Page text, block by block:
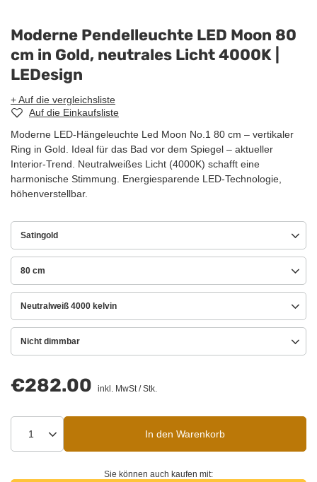
Moderne Pendelleuchte LED Moon 80
cm in Gold, neutrales Licht 4000K |
LEDesign
+ Auf die vergleichsliste
Auf die Einkaufsliste
Moderne LED-Hängeleuchte Led Moon No.1 80 cm – vertikaler
Ring in Gold. Ideal für das Bad vor dem Spiegel – aktueller
Interior-Trend. Neutralweißes Licht (4000K) schafft eine
harmonische Stimmung. Energiesparende LED-Technologie,
höhenverstellbar.
Satingold
80 cm
Neutralweiß 4000 kelvin
Nicht dimmbar
€282.00 inkl. MwSt/Stk.
In den Warenkorb
Sie können auch kaufen mit: